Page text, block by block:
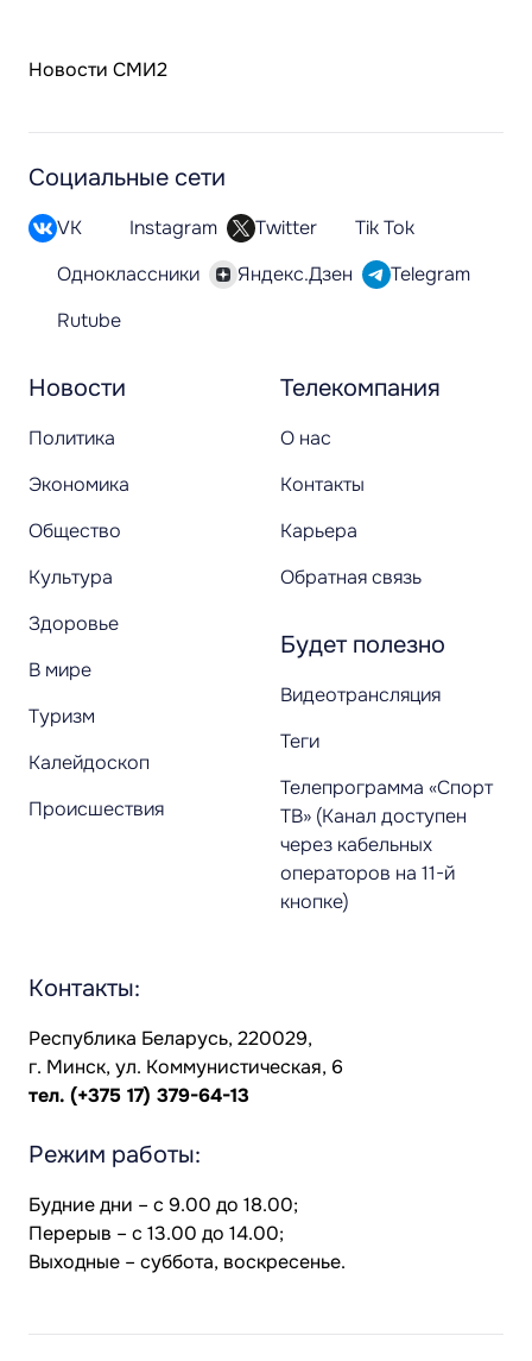
Новости СМИ2
Новости
Политика
Экономика
Общество
Культура
Здоровье
В мире
Туризм
Калейдоскоп
Происшествия
Телекомпания
О нас
Контакты
Карьера
Обратная связь
Будет полезно
Видеотрансляция
Теги
Телепрограмма «Спорт
ТВ» (Канал доступен
через кабельных
операторов на 11-й
кнопке)
Социальные сети
VK Instagram Twitter
Tik Tok
Одноклассники
Яндекс.Дзен
Telegram
Rutube
Контакты:
Республика Беларусь, 220029,
г. Минск, ул. Коммунистическая, 6
тел. (+375 17) 379-64-13
Режим работы:
Будние дни – с 9.00 до 18.00;
Перерыв – с 13.00 до 14.00;
Выходные – суббота, воскресенье.